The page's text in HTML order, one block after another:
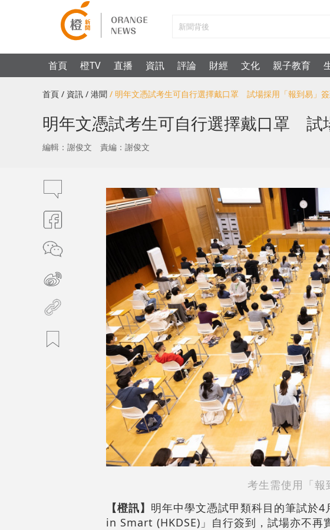
首頁 橙TV 直播 資訊 評論 財經 文化 親子教育
首頁 / 資訊 / 港聞 / 明年文憑試考生可自行選擇戴口罩 試場採用「報到易」
明年文憑試考生可自行選擇戴口罩 試
編輯：謝俊文 責編：謝俊文
考生需使用「報
【橙訊】 明年中學文憑試甲類科目的筆試於
in Smart (HKDSE)」自行簽到，試場亦不再